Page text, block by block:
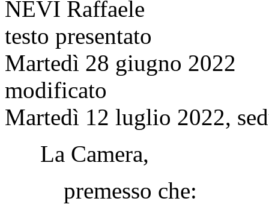
NEVI Raffaele
testo presentato
Martedì 28 giugno 2022
modificato
Martedì 12 luglio 2022,
La Camera,
premesso che: